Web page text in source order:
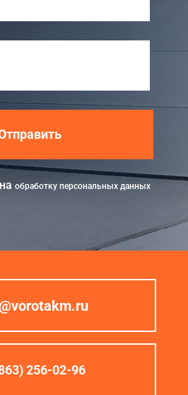
обработку персональных данных
256-02-96